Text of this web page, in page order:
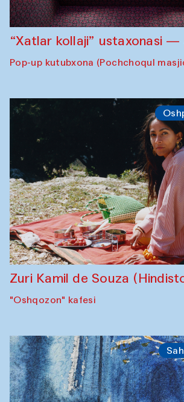
“Xatlar kollaji” ustaxonasi —
Pop-up kutubxona (Pochchoqul
Zuri Kamil de Souza
"Oshqozon" kafesi